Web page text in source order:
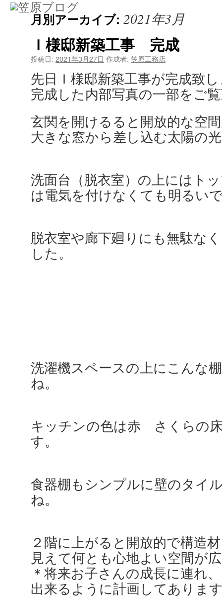
月別アーカイブ: 2021年3月
Ｉ様邸新築工事 完成
投稿日: 2021年3月27日 作成者: 笠原工務店
先日Ｉ様邸新築工事が完成致
完成した内部写真の一部をご
玄関を開けるると開放的な空
大きな窓から差し込む太陽の
洗面台（脱衣室）の上にはト
は電気を付けなくても明るい
脱衣室や廊下廻りにも無駄な
した。
洗濯機スペースの上にこんな
ね。
キッチンの色は赤 さくらの
す。
食器棚もシンプルに壁のタイ
ね。
２階に上がると開放的で構造
見えて何とも心地よい空間が
＊将来お子さんの成長に連れ
出来るように計画してありま